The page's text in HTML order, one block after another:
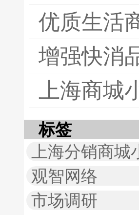
优质生活
增强快消
上海商城
标签
上海分销商城
观智网络
市场调研